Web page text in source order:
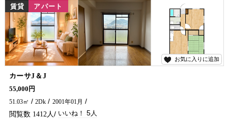
お気に入りに追加
賃貸 アパート
カーサJ＆J
室内リフォームをしたお部屋です♪流し台・洗面台の交換とウォシュレットを新設しました。 日当たり、風通しも良く飲み屋街まで歩いて行ける立地。国道へのアクセスも良好です！ ご希望でしたら1階にある倉庫の利用も+3,000円で可能です。 延岡市の賃貸・アパート探しは五ヶ瀬不動産までお問い合わせください🏠✨
55,000円
51.03㎡
2Dk 2001年01月
1412 5